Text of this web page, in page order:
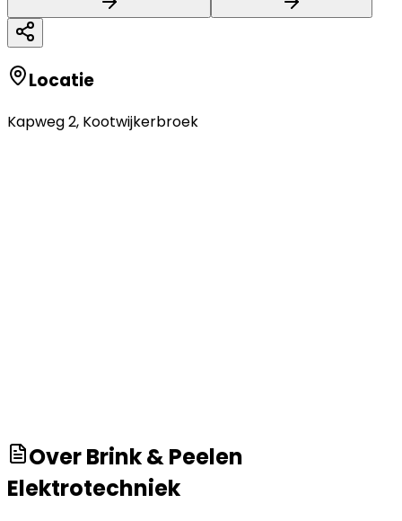
Locatie
Kapweg 2, Kootwijkerbroek
OverBrink & Peelen
Elektrotechniek